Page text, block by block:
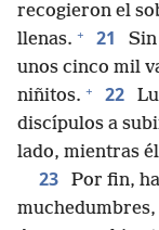
recogieron el
llenas. + 21
unos cinco mil
niñitos. + 22
discípulos a
lado, mientras
23
Por fin,